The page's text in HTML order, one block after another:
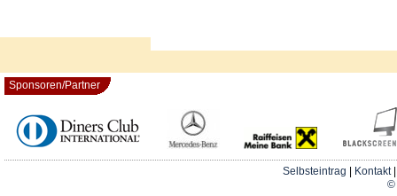
Sponsoren/Partner
Selbsteintrag Kontakt
©